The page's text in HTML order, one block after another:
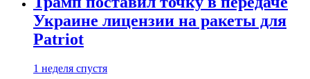
Украине лицензии на ракеты для
Patriot
1 неделя спустя